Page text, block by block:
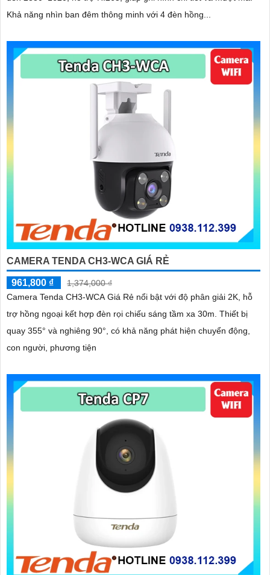
Khả năng nhìn ban đêm thông minh với 4 đèn hồng...
CAMERA TENDA CH3-WCA GIÁ RẺ
961,800 ₫
1,374,000 ₫
Camera Tenda CH3-WCA Giá Rẻ nổi bật với độ phân giải 2K, hỗ
trợ hồng ngoại kết hợp đèn rọi chiếu sáng tầm xa 30m. Thiết bị
quay 355° và nghiêng 90°, có khả năng phát hiện chuyển động,
con người, phương tiện